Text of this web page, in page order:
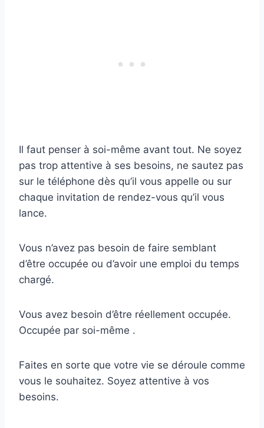
Il faut penser à soi-même avant tout. Ne soyez
pas trop attentive à ses besoins, ne sautez pas
sur le téléphone dès qu’il vous appelle ou sur
chaque invitation de rendez-vous qu’il vous
lance.
Vous n’avez pas besoin de faire semblant
d’être occupée ou d’avoir une emploi du temps
chargé.
Vous avez besoin d’être réellement occupée.
Occupée par soi-même .
Faites en sorte que votre vie se déroule comme
vous le souhaitez. Soyez attentive à vos
besoins.